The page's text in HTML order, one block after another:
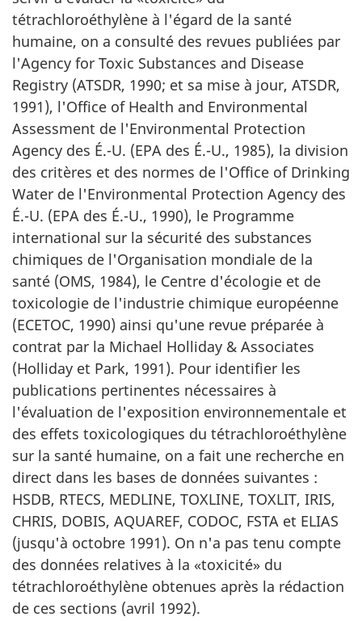
tétrachloroéthylène à l'égard de la santé
humaine, on a consulté des revues publiées par
l'Agency for Toxic Substances and Disease
Registry (ATSDR, 1990; et sa mise à jour, ATSDR,
1991), l'Office of Health and Environmental
Assessment de l'Environmental Protection
Agency des É.-U. (EPA des É.-U., 1985), la division
des critères et des normes de l'Office of Drinking
Water de l'Environmental Protection Agency des
É.-U. (EPA des É.-U., 1990), le Programme
international sur la sécurité des substances
chimiques de l'Organisation mondiale de la
santé (OMS, 1984), le Centre d'écologie et de
toxicologie de l'industrie chimique européenne
(ECETOC, 1990) ainsi qu'une revue préparée à
contrat par la Michael Holliday & Associates
(Holliday et Park, 1991). Pour identifier les
publications pertinentes nécessaires à
l'évaluation de l'exposition environnementale et
des effets toxicologiques du tétrachloroéthylène
sur la santé humaine, on a fait une recherche en
direct dans les bases de données suivantes :
HSDB, RTECS, MEDLINE, TOXLINE, TOXLIT, IRIS,
CHRIS, DOBIS, AQUAREF, CODOC, FSTA et ELIAS
(jusqu'à octobre 1991). On n'a pas tenu compte
des données relatives à la «toxicité» du
tétrachloroéthylène obtenues après la rédaction
de ces sections (avril 1992).